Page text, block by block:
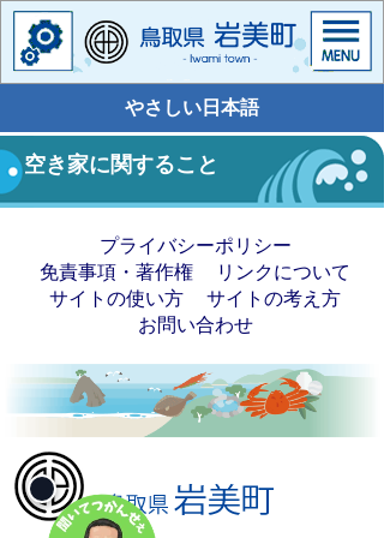
やさしい日本語
空き家に関すること
プライバシーポリシー
免責事項・著作権
リンクについて
サイトの使い方
サイトの考え方
お問い合わせ